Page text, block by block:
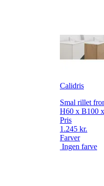
Calidris
Smal rillet
H60 x B100
Pris
1.245 kr.
Farver
Ingen farve